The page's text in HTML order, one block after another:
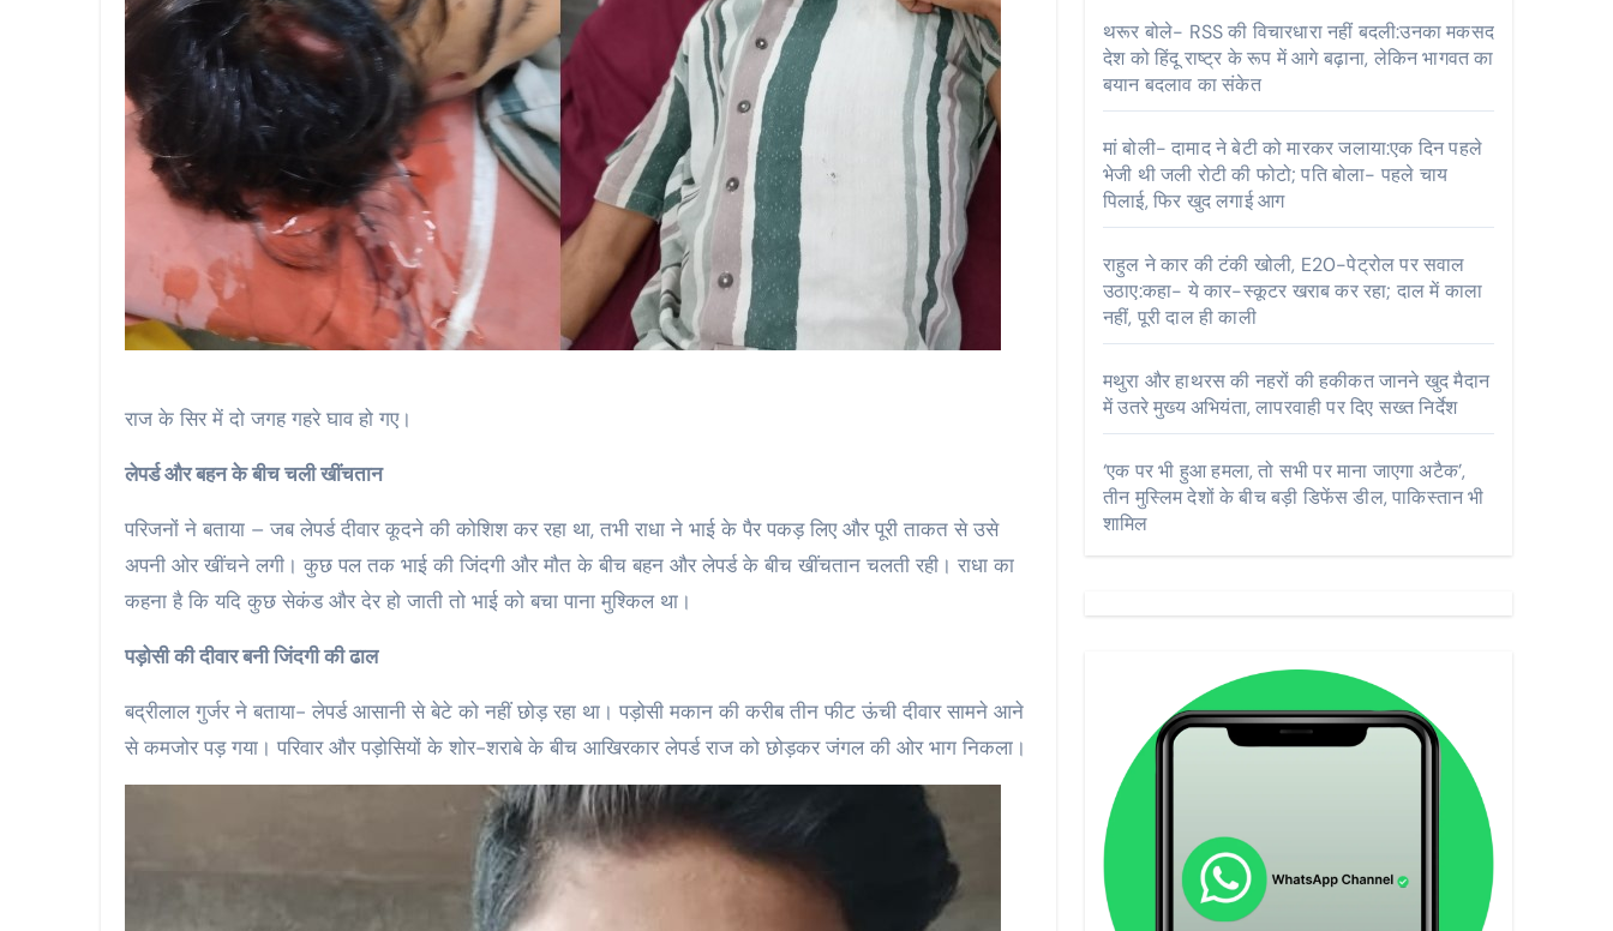
राज के सिर में दो जगह गहरे घाव हो गए।
लेपर्ड और बहन के बीच चली खींचतान
परिजनों ने बताया – जब लेपर्ड दीवार कूदने की कोशिश कर रहा था, तभी राधा ने भाई के पैर पकड़ लिए और पूरी ताकत से उसे
अपनी ओर खींचने लगी। कुछ पल तक भाई की जिंदगी और मौत के बीच बहन और लेपर्ड के बीच खींचतान चलती रही। राधा का
कहना है कि यदि कुछ सेकंड और देर हो जाती तो भाई को बचा पाना मुश्किल था।
पड़ोसी की दीवार बनी जिंदगी की ढाल
बद्रीलाल गुर्जर ने बताया- लेपर्ड आसानी से बेटे को नहीं छोड़ रहा था। पड़ोसी मकान की करीब तीन फीट ऊंची दीवार सामने आने
से कमजोर पड़ गया। परिवार और पड़ोसियों के शोर-शराबे के बीच आखिरकार लेपर्ड राज को छोड़कर जंगल की ओर भाग निकला।
थरूर बोले- RSS की विचारधारा नहीं बदली:उनका मकसद
देश को हिंदू राष्ट्र के रूप में आगे बढ़ाना, लेकिन भागवत का
बयान बदलाव का संकेत
मां बोली- दामाद ने बेटी को मारकर जलाया:एक दिन पहले
भेजी थी जली रोटी की फोटो; पति बोला- पहले चाय
पिलाई, फिर खुद लगाई आग
राहुल ने कार की टंकी खोली, E20-पेट्रोल पर सवाल
उठाए:कहा- ये कार-स्कूटर खराब कर रहा; दाल में काला
नहीं, पूरी दाल ही काली
मथुरा और हाथरस की नहरों की हकीकत जानने खुद मैदान
में उतरे मुख्य अभियंता, लापरवाही पर दिए सख्त निर्देश
‘एक पर भी हुआ हमला, तो सभी पर माना जाएगा अटैक’,
तीन मुस्लिम देशों के बीच बड़ी डिफेंस डील, पाकिस्तान भी
शामिल